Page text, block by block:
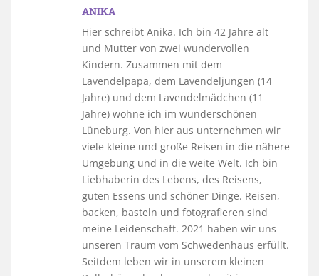
ANIKA
Hier schreibt Anika. Ich bin 42 Jahre alt
und Mutter von zwei wundervollen
Kindern. Zusammen mit dem
Lavendelpapa, dem Lavendeljungen (14
Jahre) und dem Lavendelmädchen (11
Jahre) wohne ich im wunderschönen
Lüneburg. Von hier aus unternehmen wir
viele kleine und große Reisen in die nähere
Umgebung und in die weite Welt. Ich bin
Liebhaberin des Lebens, des Reisens,
guten Essens und schöner Dinge. Reisen,
backen, basteln und fotografieren sind
meine Leidenschaft. 2021 haben wir uns
unseren Traum vom Schwedenhaus erfüllt.
Seitdem leben wir in unserem kleinen